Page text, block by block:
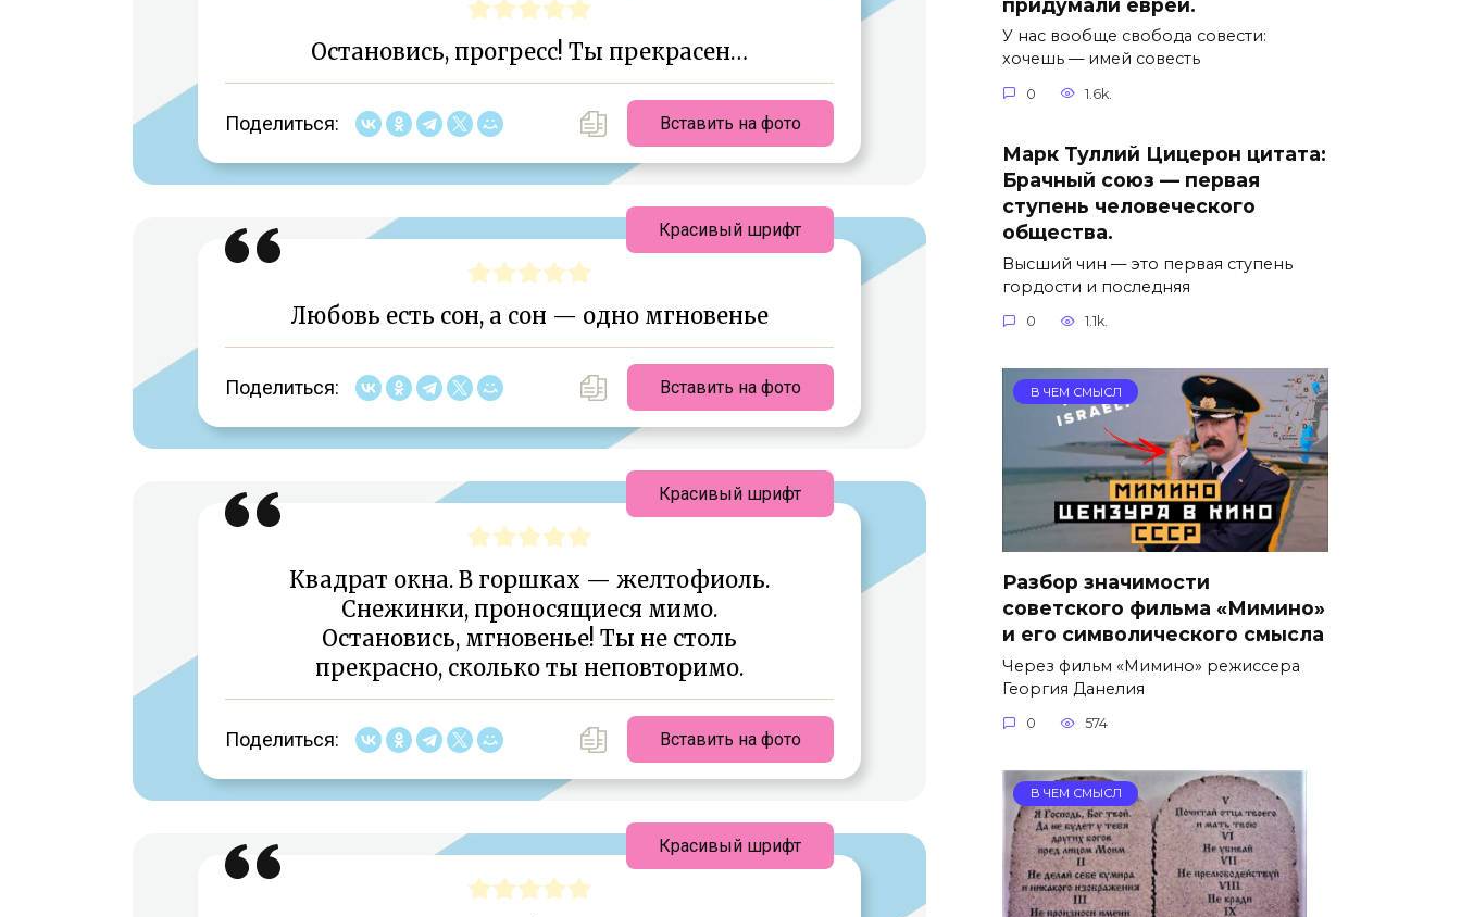
Остановись, прогресс! Ты прекрасен…
Поделиться: Вставить на фото
Любовь есть сон, а сон — одно мгновенье
Поделиться: Вставить на фото
Красивый шрифт
Квадрат окна. В горшках — желтофиоль.
Снежинки, проносящиеся мимо.
Остановись, мгновенье! Ты не столь
прекрасно, сколько ты неповторимо.
Поделиться: Вставить на фото
Красивый шрифт
Красивый шрифт
У нас вообще свобода совести:
хочешь — имей совесть
0 1.6k.
Марк Туллий Цицерон цитата:
Брачный союз — первая
ступень человеческого
общества.
Высший чин — это первая ступень
гордости и последняя
0 1.1k.
В ЧЕМ СМЫСЛ
Разбор значимости
советского фильма «Мимино»
и его символического смысла
Через фильм «Мимино» режиссера
Георгия Данелия
0 574
В ЧЕМ СМЫСЛ